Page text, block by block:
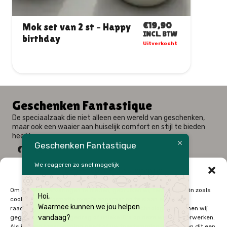
Beheer cookie toestemming
Om de beste ervaringen te bieden, gebruiken wij technologieën zoals
cookies om informatie over je apparaat op te slaan en/of te
raadplegen. Door in te stemmen met deze technologieën kunnen wij
gegevens zoals surfgedrag of unieke ID's op deze website verwerken.
Mok set van 2 st – Hond
Woof
€19,90
INCL. BTW
1 op voorraad
Geschenken Fantastique
De speciaalzaak die niet alleen een wereld van geschenken,
maar ook een waaier aan huiselijk comfort en stijl te bieden
heeft.
Webshop: Zwaluwenlaan 33 bus 301 – 8434 Westende
09 / 384 10 10
0496 / 34 51 64
Geschenken Fantastique
We reageren zo snel mogelijk
Hoi,
Waarmee kunnen we jou helpen
vandaag?